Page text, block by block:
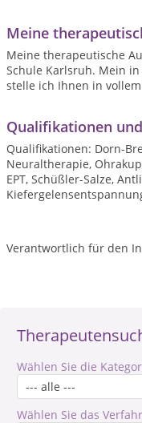
Wählen Sie die
Wählen Sie das
Meine
Meine therapeutische
Schule Karlsruh. Mein
stelle ich Ihnen in
Qualifikationen
Qualifikationen: Dorn-
Neuraltherapie,
EPT, Schüßler-Salze,
Verantwortlich für den